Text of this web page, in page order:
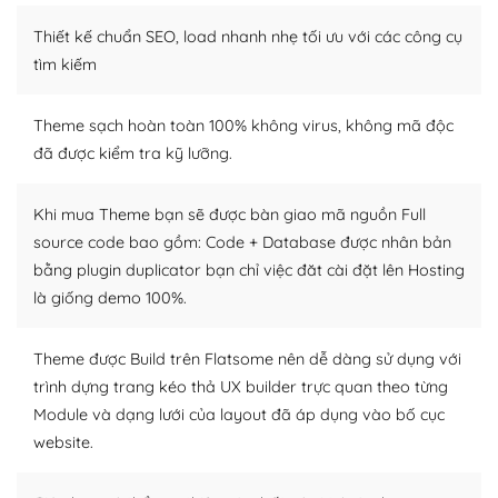
WordPress là nơi lưu trữ cho một diễn đàn cộng đồng
người cuồng tín WordPress.
Nếu bạn gặp khó khăn, bạn có thể lên mạng và tìm
lời, giải đáp vấn đề của bạn.
Cộng đồng sử dụng WordPress sẵn sàng hỗ trợ bạn
– Đa dạng plugin và themes
Plugin mở rộng là thành phần cài đặt thêm vào
WordPress để tăng thêm các tính năng cần thiết. Có
nhiều plugin trả phí hoặc miễn phí.
Nhờ lượng người dùng đông đảo, thư viện themes và
Thiết kế chuẩn SEO, load nhanh nhẹ tối ưu với các công cụ
tìm kiếm
Theme sạch hoàn toàn 100% không virus, không mã độc
đã được kiểm tra kỹ lưỡng.
Khi mua Theme bạn sẽ được bàn giao mã nguồn Full
source code bao gồm: Code + Database được nhân bản
bằng plugin duplicator bạn chỉ việc đăt cài đặt lên Hosting
là giống demo 100%.
Theme được Build trên Flatsome nên dễ dàng sử dụng với
trình dựng trang kéo thả UX builder trực quan theo từng
Module và dạng lưới của layout đã áp dụng vào bố cục
website.